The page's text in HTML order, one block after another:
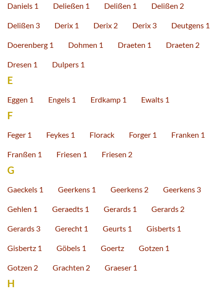
Daniels 1 Deließen 1 Delißen 1 Delißen 2
Delißen 3 Derix 1 Derix 2 Derix 3 Deutgens 1
Doerenberg 1 Dohmen 1 Draeten 1 Draeten 2
Dresen 1 Dulpers 1
E
Eggen 1 Engels 1 Erdkamp 1 Ewalts 1
F
Feger 1 Feykes 1 Florack Forger 1 Franken 1
Franßen 1 Friesen 1 Friesen 2
G
Gaeckels 1 Geerkens 1 Geerkens 2 Geerkens 3
Gehlen 1 Geraedts 1 Gerards 1 Gerards 2
Gerards 3 Gerecht 1 Geurts 1 Gisberts 1
Gisbertz 1 Göbels 1 Goertz Gotzen 1
Gotzen 2 Grachten 2 Graeser 1
H